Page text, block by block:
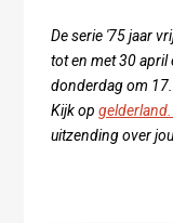
De serie '75 jaar
tot en met 30 april
donderdag om
Kijk op
uitzending over